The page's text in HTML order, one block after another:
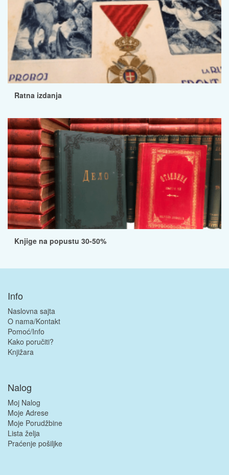
Ratna izdanja
Knjige na popustu 30-50%
Info
Naslovna sajta
O nama/Kontakt
Pomoć/Info
Kako poručiti?
Knjižara
Nalog
Moj Nalog
Moje Adrese
Moje Porudžbine
Lista želja
Praćenje pošiljke